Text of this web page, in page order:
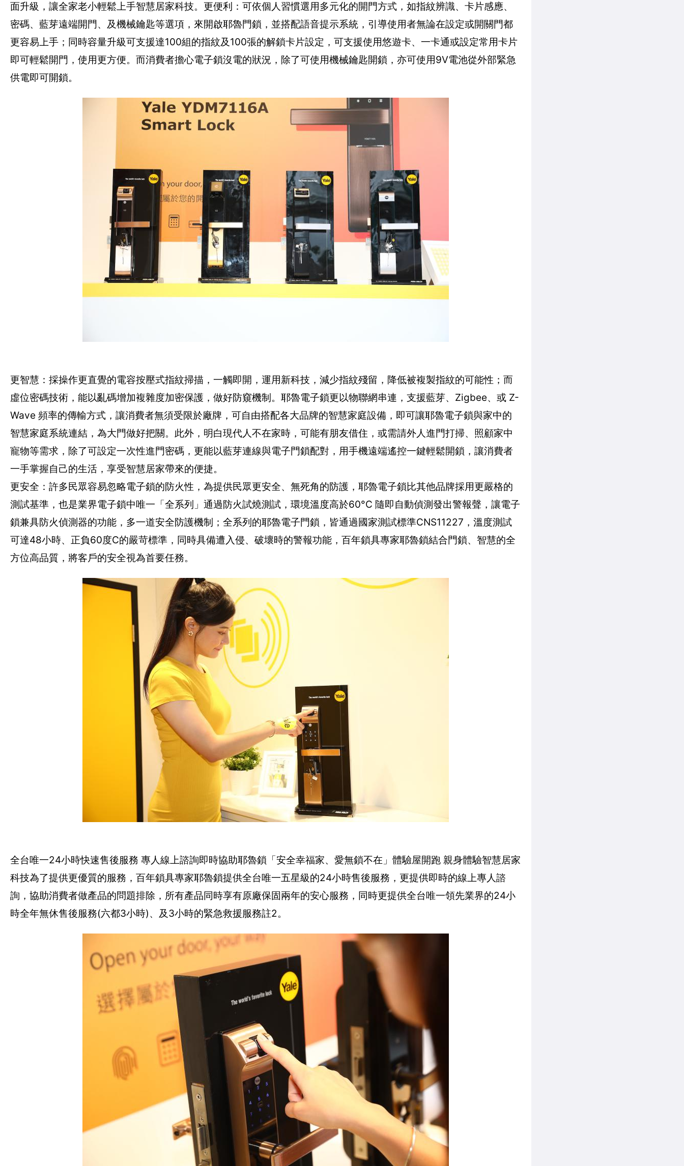
面升級，讓全家老小輕鬆上手智慧居家科技。更便利：可依個人習慣選用多元化的開門方式，如指紋辨識、卡片感應、
密碼、藍芽遠端開門、及機械鑰匙等選項，來開啟耶魯門鎖，並搭配語音提示系統，引導使用者無論在設定或開關門都
更容易上手；同時容量升級可支援達100組的指紋及100張的解鎖卡片設定，可支援使用悠遊卡、一卡通或設定常用卡片
即可輕鬆開門，使用更方便。而消費者擔心電子鎖沒電的狀況，除了可使用機械鑰匙開鎖，亦可使用9V電池從外部緊急
供電即可開鎖。
更智慧：採操作更直覺的電容按壓式指紋掃描，一觸即開，運用新科技，減少指紋殘留，降低被複製指紋的可能性；而
虛位密碼技術，能以亂碼增加複雜度加密保護，做好防窺機制。耶魯電子鎖更以物聯網串連，支援藍芽、Zigbee、或 Z-
Wave 頻率的傳輸方式，讓消費者無須受限於廠牌，可自由搭配各大品牌的智慧家庭設備，即可讓耶魯電子鎖與家中的
智慧家庭系統連結，為大門做好把關。此外，明白現代人不在家時，可能有朋友借住，或需請外人進門打掃、照顧家中
寵物等需求，除了可設定一次性進門密碼，更能以藍芽連線與電子門鎖配對，用手機遠端遙控一鍵輕鬆開鎖，讓消費者
一手掌握自己的生活，享受智慧居家帶來的便捷。
更安全：許多民眾容易忽略電子鎖的防火性，為提供民眾更安全、無死角的防護，耶魯電子鎖比其他品牌採用更嚴格的
測試基準，也是業界電子鎖中唯一「全系列」通過防火試燒測試，環境溫度高於60°C 隨即自動偵測發出警報聲，讓電子
鎖兼具防火偵測器的功能，多一道安全防護機制；全系列的耶魯電子門鎖，皆通過國家測試標準CNS11227，溫度測試
可達48小時、正負60度C的嚴苛標準，同時具備遭入侵、破壞時的警報功能，百年鎖具專家耶魯鎖結合門鎖、智慧的全
方位高品質，將客戶的安全視為首要任務。
全台唯一24小時快速售後服務 專人線上諮詢即時協助耶魯鎖「安全幸福家、愛無鎖不在」體驗屋開跑 親身體驗智慧居家
科技為了提供更優質的服務，百年鎖具專家耶魯鎖提供全台唯一五星級的24小時售後服務，更提供即時的線上專人諮
詢，協助消費者做產品的問題排除，所有產品同時享有原廠保固兩年的安心服務，同時更提供全台唯一領先業界的24小
時全年無休售後服務(六都3小時)、及3小時的緊急救援服務註2。